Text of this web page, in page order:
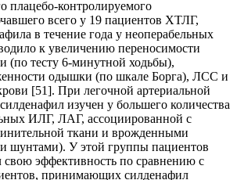
плацебо-контролируемого
всего у 19 пациентов ХТЛГ,
в течение года у неоперабельных
к увеличению переносимости
(по тесту 6-минутной ходьбы),
одышки (по шкале Борга), ЛСС и
[51]. При легочной артериальной
изучен у большего количества
ИЛГ, ЛАГ, ассоциированной с
ткани и врожденными
шунтами). У этой группы пациентов
свою эффективность по сравнению с
принимающих силденафил